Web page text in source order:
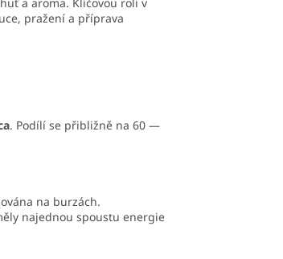
pražení a příprava
. Podílí se přibližně na 60 —
na burzách.
najednou spoustu energie